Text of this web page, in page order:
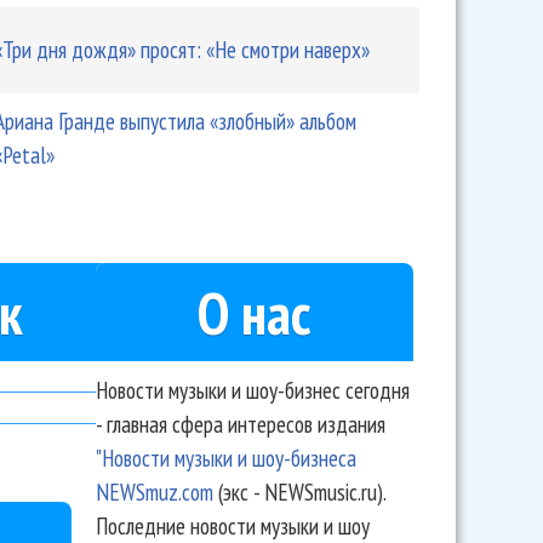
дня дождя» просят: «Не смотри наверх»
Гранде выпустила «злобный» альбом
О нас
Новости музыки и шоу-бизнес сегодня
- главная сфера интересов издания
"Новости музыки и шоу-бизнеса
NEWSmuz.com(экс - NEWSmusic.ru).
Последние новости музыки и шоу